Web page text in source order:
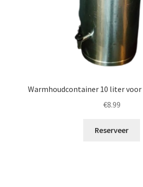
Warmhoudcontainer 10 liter voor
€8.99
Reserveer